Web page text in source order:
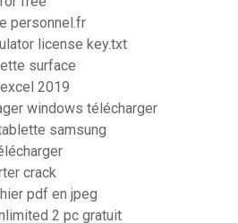
personnel.fr
license key.txt
surface
2019
windows télécharger
samsung
crack
pdf en jpeg
2 pc gratuit